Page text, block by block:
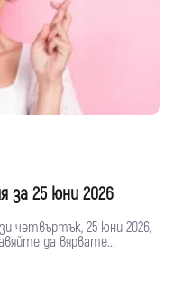
за 25 юни 2026
четвъртък, 25 юни 2026,
да вярвате...